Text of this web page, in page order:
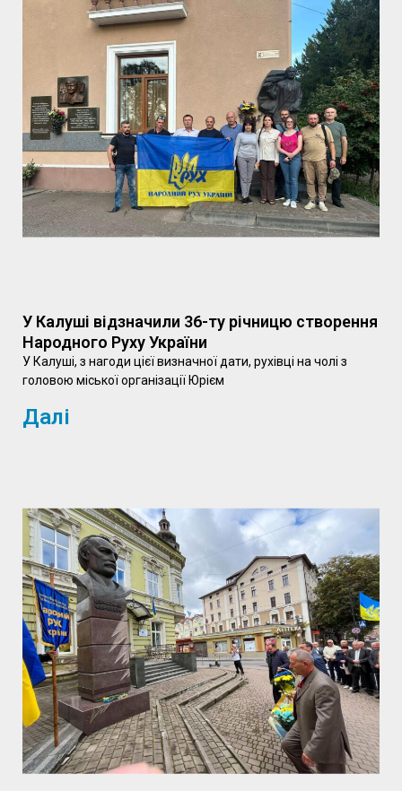
У Калуші відзначили 36-ту річницю створення
Народного Руху України
У Калуші, з нагоди цієї визначної дати, рухівці на чолі з
головою міської організації Юрієм
Далі